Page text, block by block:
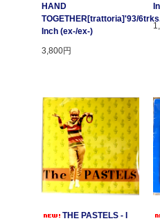
HAND
TOGETHER[trattoria]'93/
Inch (ex-/ex-)
3,800円
THE PASTELS - I